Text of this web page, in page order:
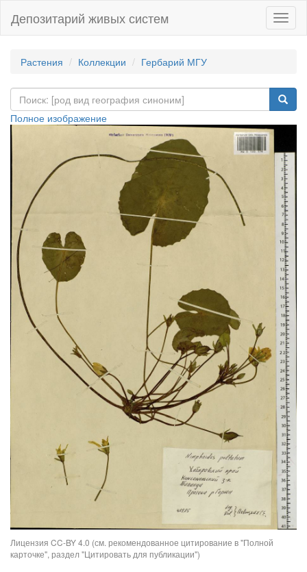
Депозитарий живых систем
Растения Коллекции Гербарий МГУ
Полное изображение
Лицензия CC-BY 4.0 (см. рекомендованное цитирование в "Полной
карточке", раздел "Цитировать для публикации")